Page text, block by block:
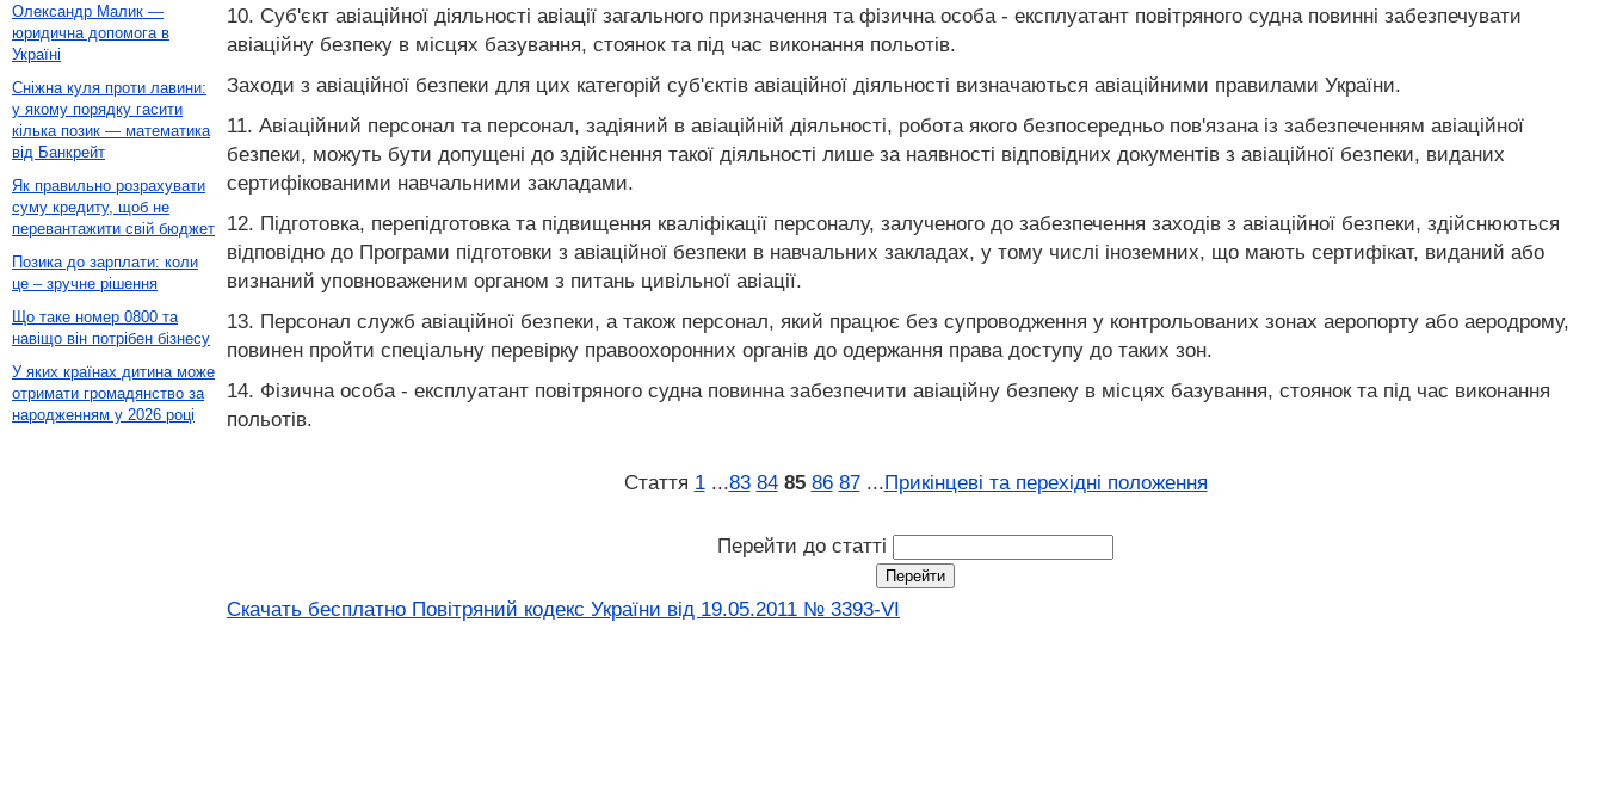
10. Суб'єкт авіаційної діяльності авіації загального призначення та фізична особа - експлуатант повітряного судна повинні забезпечувати
авіаційну безпеку в місцях базування, стоянок та під час виконання польотів.
Заходи з авіаційної безпеки для цих категорій суб'єктів авіаційної діяльності визначаються авіаційними правилами України.
11. Авіаційний персонал та персонал, задіяний в авіаційній діяльності, робота якого безпосередньо пов'язана із забезпеченням авіаційної
безпеки, можуть бути допущені до здійснення такої діяльності лише за наявності відповідних документів з авіаційної безпеки, виданих
сертифікованими навчальними закладами.
12. Підготовка, перепідготовка та підвищення кваліфікації персоналу, залученого до забезпечення заходів з авіаційної безпеки, здійснюються
відповідно до Програми підготовки з авіаційної безпеки в навчальних закладах, у тому числі іноземних, що мають сертифікат, виданий або
визнаний уповноваженим органом з питань цивільної авіації.
13. Персонал служб авіаційної безпеки, а також персонал, який працює без супроводження у контрольованих зонах аеропорту або аеродрому,
повинен пройти спеціальну перевірку правоохоронних органів до одержання права доступу до таких зон.
14. Фізична особа - експлуатант повітряного судна повинна забезпечити авіаційну безпеку в місцях базування, стоянок та під час виконання
польотів.
Стаття 1 ...83 84 85 86 87 ...Прикінцеві та перехідні положення
Перейти до статті
Скачать бесплатно Повітряний кодекс України від 19.05.2011 № 3393-VI
Олександр Малик —
юридична допомога в
Україні
Сніжна куля проти лавини:
у якому порядку гасити
кілька позик — математика
від Банкрейт
Як правильно розрахувати
суму кредиту, щоб не
перевантажити свій бюджет
Позика до зарплати: коли
це – зручне рішення
Що таке номер 0800 та
навіщо він потрібен бізнесу
У яких країнах дитина може
отримати громадянство за
народженням у 2026 році